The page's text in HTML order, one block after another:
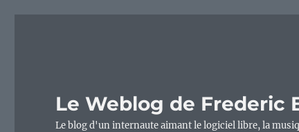
Le Weblog de Frederic
Le blog d'un internaute aimant le logiciel libre, la